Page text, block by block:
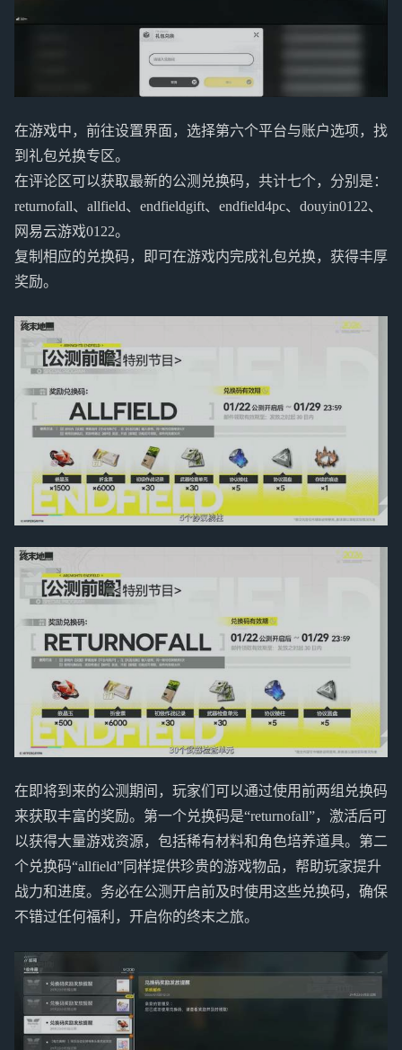
在游戏中，前往设置界面，选择第六个平台与账户选项，找
到礼包兑换专区。
在评论区可以获取最新的公测兑换码，共计七个，分别是：
returnofall、allfield、endfieldgift、endfield4pc、douyin0122、
网易云游戏0122。
复制相应的兑换码，即可在游戏内完成礼包兑换，获得丰厚
奖励。
在即将到来的公测期间，玩家们可以通过使用前两组兑换码
来获取丰富的奖励。第一个兑换码是“returnofall”，激活后可
以获得大量游戏资源，包括稀有材料和角色培养道具。第二
个兑换码“allfield”同样提供珍贵的游戏物品，帮助玩家提升
战力和进度。务必在公测开启前及时使用这些兑换码，确保
不错过任何福利，开启你的终末之旅。